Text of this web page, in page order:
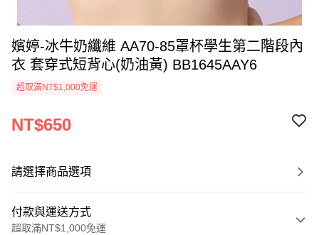
嬪婷-冰牛奶纖維 AA70-85罩杯學生第二階段內
衣 套穿式短背心(奶油黃) BB1645AAY6
超取滿NT$1,000免運
NT$650
請選擇商品選項
付款與運送方式
超取滿NT$1,000免運